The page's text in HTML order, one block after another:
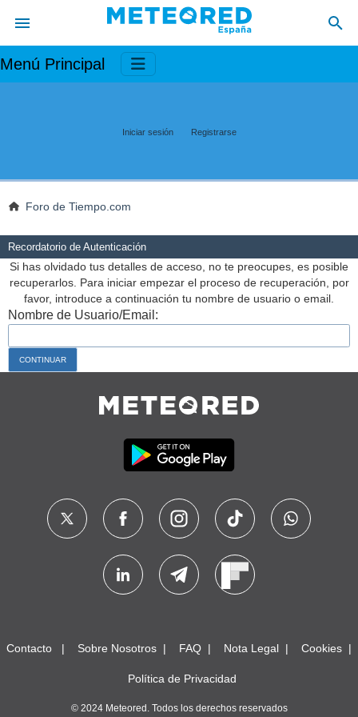
Menú Principal
Iniciar sesión Registrarse
Foro de Tiempo.com
Recordatorio de Autenticación
Si has olvidado tus detalles de acceso, no te preocupes, es posible
recuperarlos. Para iniciar empezar el proceso de recuperación, por
favor, introduce a continuación tu nombre de usuario o email.
Nombre de Usuario/Email:
Contacto Sobre Nosotros FAQ Nota Legal Cookies
Política de Privacidad
© 2024 Meteored. Todos los derechos reservados